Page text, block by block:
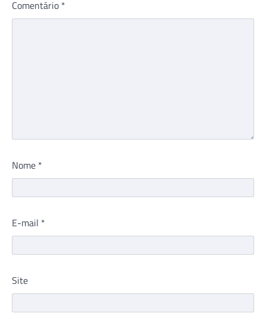
Comentário *
Nome *
E-mail *
Site